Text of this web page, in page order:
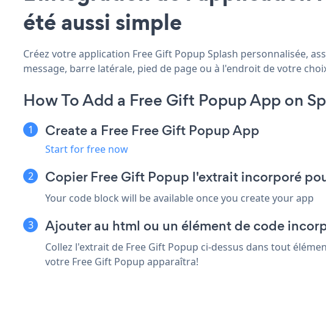
été aussi simple
Créez votre application Free Gift Popup Splash personnalisée,
message, barre latérale, pied de page ou à l'endroit de votre
How To Add a Free Gift Popup App on
Create a Free Free Gift Popup App
Start for free now
Copier Free Gift Popup l'extrait incorporé
Your code block will be available once you create your app
Ajouter au html ou un élément de code
Collez l'extrait de Free Gift Popup ci-dessus dans tout
votre Free Gift Popup apparaîtra!